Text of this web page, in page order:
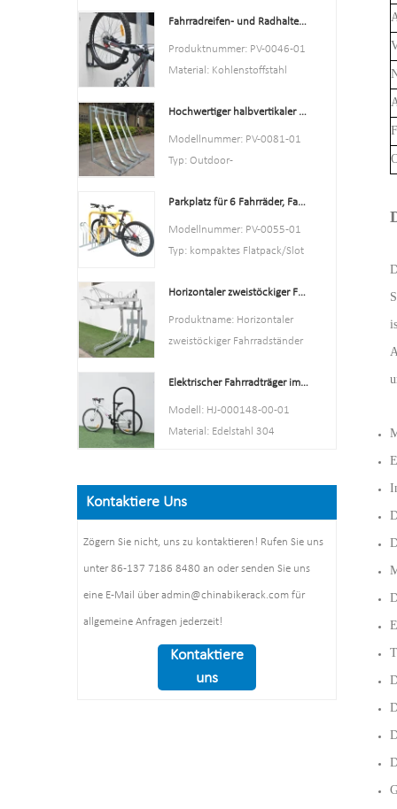
Verpackungsgröße: 6
des Kunden können wir
entsprechend der Größe
entwerfen
(abhängig von Ihrem
2000 x 2500 mm (40
Parkplätze).
feuerverzinkt/elektropoliert
Fahrradreifen- und Radhalter für den Innenbereich, Wandregal, Garagenhaken
Produktnummer: PV-0046-01
Material: Kohlenstoffstahl
cm oder kundenspezifisch.
MOQ: 100 STÜCKE
Hafen: Schanghai
Hochwertiger halbvertikaler Fahrradständer für den Außenbereich
Modellnummer: PV-0081-01
Typ: Outdoor-
Stil: sowohl drinnen als auch
draußen
Material: Kohlenstoffstahl
nach Kundenwunsch)
Parkplatz für 6 Fahrräder, Fahrradständer, China, Hersteller von Fahrradständern
Modellnummer: PV-0055-01
Typ: kompaktes Flatpack/Slot
/ optional
Stil: Draußen/drinnen
Material:
Kapazität: Platz für 6
Oberfläche:
Pulverbeschichtung /
Verpackungsgröße: 1490 x
860 x 160 mm, 1
Stück/Karton
Horizontaler zweistöckiger Fahrradständer mit mehreren Kapazitäten
Produktname: Horizontaler
zweistöckiger Fahrradständer
Material: Kohlenstoffstahl
Ausführung:
Pulverbeschichtet
Elektrischer Fahrradträger im U-Stil aus Edelstahl mit elektrischer Beschichtung
Modell: HJ-000148-00-01
Material: Edelstahl 304
Oberflächenbehandlung:
Kontaktiere Uns
Zögern Sie nicht, uns zu kontaktieren! Rufen Sie uns
unter 86-137 7186 8480 an oder senden Sie uns
eine E-Mail über admin@chinabikerack.com für
allgemeine Anfragen jederzeit!
Kontaktiere
uns